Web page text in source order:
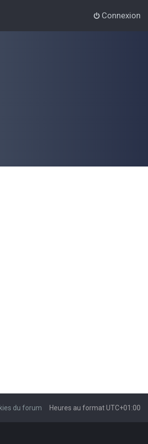
Connexion
Heures au formatUTC+01:00
du forum